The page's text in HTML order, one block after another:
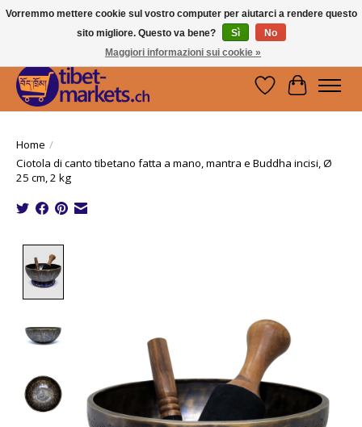
Handwerkskunst vom Dach der Welt.
Holen Sie sich ein Stück Tibet.
Lista deiCarrello
Home /
Ciotola di canto tibetano fatta a mano, mantra e Buddha incisi, Ø
25 cm, 2 kg
Vorremmo mettere cookie sul vostro computer per aiutarci a rendere questo
sito migliore. Questo va bene?
Sì
No
Maggiori informazioni sui cookie »